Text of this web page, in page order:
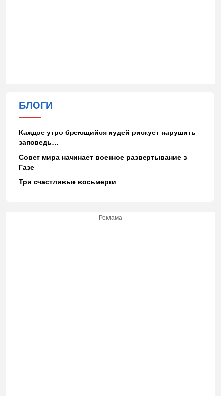
БЛОГИ
Каждое утро бреющийся иудей рискует нарушить
заповедь…
Совет мира начинает военное развертывание в
Газе
Три счастливые восьмерки
Реклама